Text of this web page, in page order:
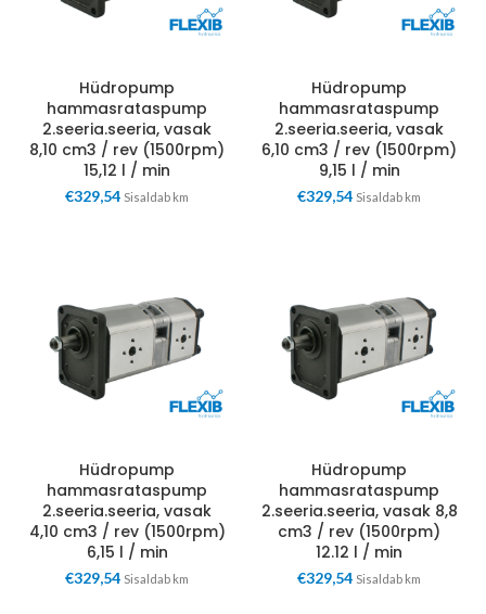
Hüdropump
hammasrataspump
2.seeria.seeria, vasak
8,10 cm3 / rev (1500rpm)
15,12 l / min
€329,54 Sisaldab km
Hüdropump
hammasrataspump
2.seeria.seeria, vasak
6,10 cm3 / rev (1500rpm)
9,15 l / min
€329,54 Sisaldab km
Hüdropump
hammasrataspump
2.seeria.seeria, vasak
4,10 cm3 / rev (1500rpm)
6,15 l / min
€329,54 Sisaldab km
Hüdropump
hammasrataspump
2.seeria.seeria, vasak 8,8
cm3 / rev (1500rpm)
12.12 l / min
€329,54 Sisaldab km